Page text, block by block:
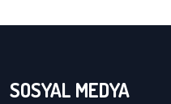
SOSYAL MEDYA